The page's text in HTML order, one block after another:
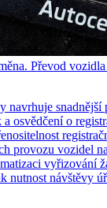
Převod
navrhuje
a osvědčení o
provozu vozidel
vyřizování
nutnost návštěvy